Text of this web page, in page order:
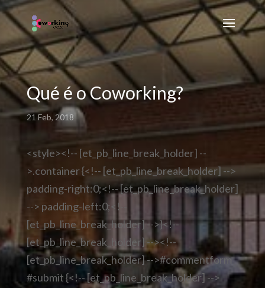
Qué é o Coworking?
21 Feb, 2018
<style><!-- [et_pb_line_break_holder] --
>.container {<!-- [et_pb_line_break_holder] -->
padding-right:0;<!-- [et_pb_line_break_holder]
--> padding-left:0;<!--
[et_pb_line_break_holder] -->}<!--
[et_pb_line_break_holder] --><!--
[et_pb_line_break_holder] -->#commentform
#submit {<!-- [et_pb_line_break_holder] -->